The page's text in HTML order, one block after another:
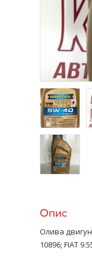
/>
Опис
Олива
10896; FIAT